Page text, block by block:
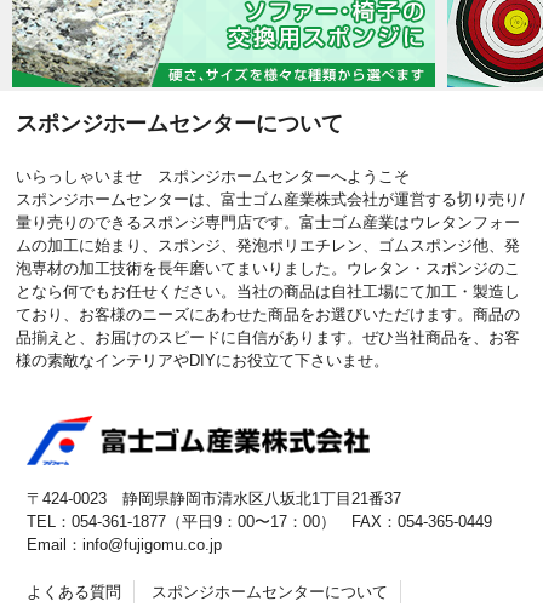
スポンジホームセンターについて
いらっしゃいませ スポンジホームセンターへようこそ
スポンジホームセンターは、富士ゴム産業株式会社が運営する切り売り/
量り売りのできるスポンジ専門店です。富士ゴム産業はウレタンフォー
ムの加工に始まり、スポンジ、発泡ポリエチレン、ゴムスポンジ他、発
泡専材の加工技術を長年磨いてまいりました。ウレタン・スポンジのこ
となら何でもお任せください。当社の商品は自社工場にて加工・製造し
ており、お客様のニーズにあわせた商品をお選びいただけます。商品の
品揃えと、お届けのスピードに自信があります。ぜひ当社商品を、お客
様の素敵なインテリアやDIYにお役立て下さいませ。
〒424-0023 静岡県静岡市清水区八坂北1丁目21番37
TEL：054-361-1877（平日9：00〜17：00） FAX：054-365-0449
Email：info@fujigomu.co.jp
よくある質問 スポンジホームセンターについて